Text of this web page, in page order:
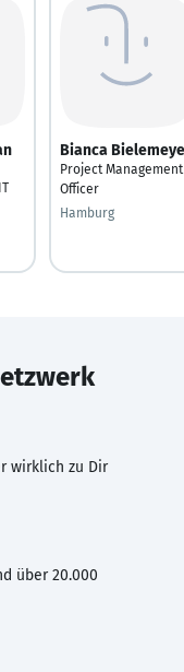
Bianca
Project Management
Officer
Hamburg
wirklich zu Dir
über 20.000